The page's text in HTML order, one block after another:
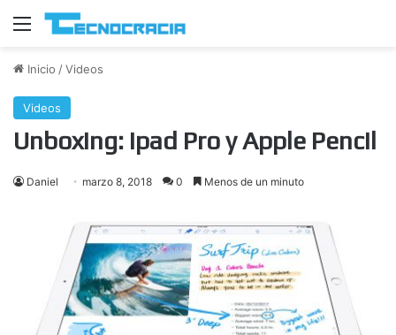
Menú
Inicio /Videos
Videos
Unboxing: Ipad Pro y Apple Pencil
Daniel marzo 8, 2018 0 Menos de un minuto